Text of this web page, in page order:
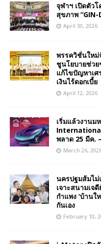
จุฬาฯ เปิดตัว
สุขภาพ “GIN-
April 30, 2026
พรรควิชั่นให
ชูนโยบายช่ว
แก้ไขปัญหาเ
เงินไร้ดอกเบี้ย
April 12, 2026
เริ่มแล้วงาน
พลาด 25 มีค.
March 26,
นครปฐมส้มไ
เจาะสนามเจ
กำแพง ‘บ้าน
กันเอง
February 10,